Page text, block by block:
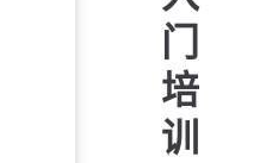
门
培
训